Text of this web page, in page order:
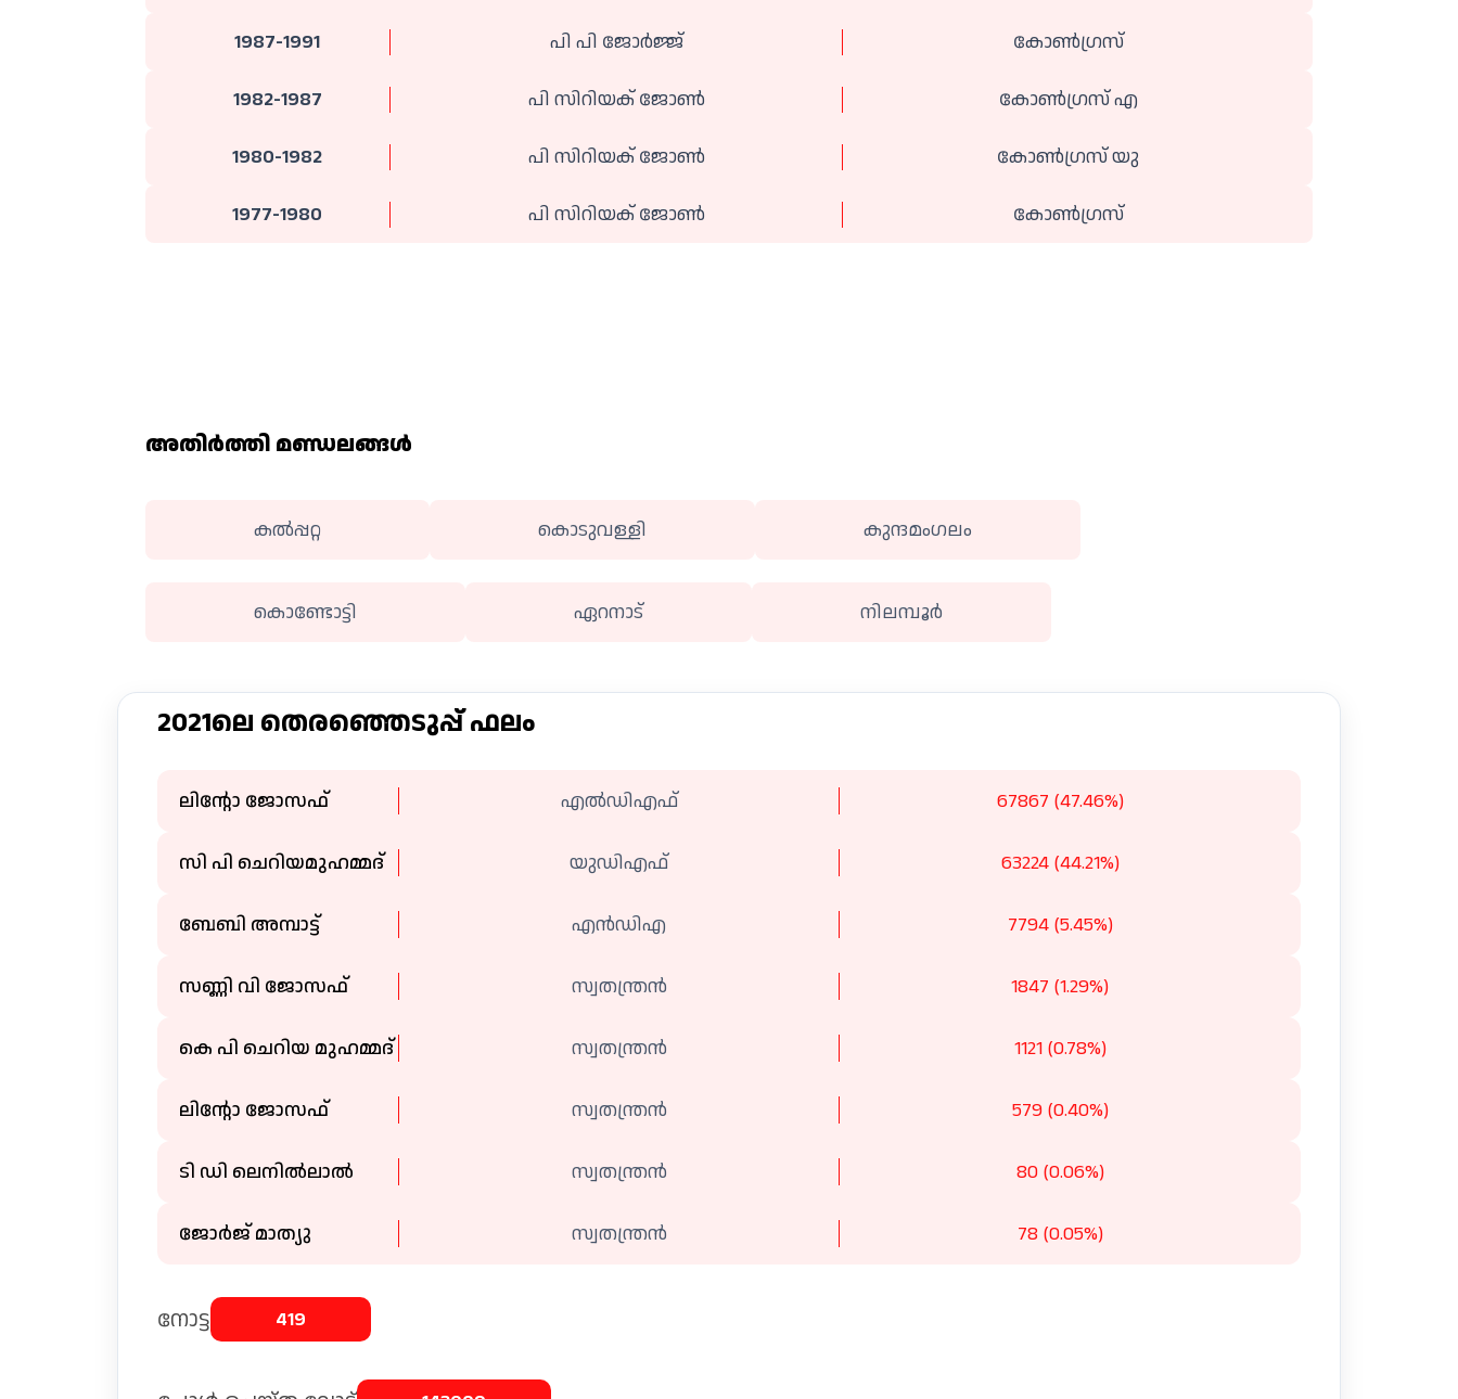
1987-1991 പി പി ജോർജ്ജ് കോണ്‍ഗ്രസ്
1982-1987 പി സിറിയക് ജോൺ കോണ്‍ഗ്രസ് എ
1980-1982 പി സിറിയക് ജോൺ കോണ്‍ഗ്രസ് യു
1977-1980 പി സിറിയക് ജോൺ കോണ്‍ഗ്രസ്
അതിര്‍ത്തി മണ്ഡലങ്ങള്‍
കല്‍പ്പറ്റ കൊടുവള്ളി കുന്ദമംഗലം
കൊണ്ടോട്ടി ഏറനാട് നിലമ്പൂർ
2021ലെ തെരഞ്ഞെടുപ്പ് ഫലം
ലിന്റോ ജോസഫ് എൽഡിഎഫ് 67867 (47.46%)
സി പി ചെറിയമുഹമ്മദ് യുഡിഎഫ് 63224 (44.21%)
ബേബി അമ്പാട്ട് എൻഡിഎ 7794 (5.45%)
സണ്ണി വി ജോസഫ് സ്വതന്ത്രന്‍ 1847 (1.29%)
കെ പി ചെറിയ മുഹമ്മദ് സ്വതന്ത്രന്‍ 1121 (0.78%)
ലിൻ്റോ ജോസഫ് സ്വതന്ത്രൻ 579 (0.40%)
ടി ഡി ലെനിൽലാൽ സ്വതന്ത്രൻ 80 (0.06%)
ജോർജ് മാത്യു സ്വതന്ത്രൻ 78 (0.05%)
നോട്ട 419